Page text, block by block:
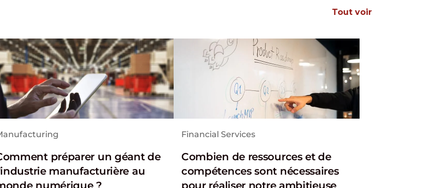
Tout voir
préparer un géant de
manufacturière au
numérique ?
Financial Services
Combien de ressources et de
compétences sont nécessaires
pour réaliser notre ambitieuse